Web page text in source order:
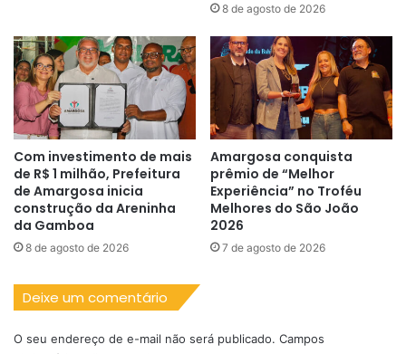
8 de agosto de 2026
Com investimento de mais
de R$ 1 milhão, Prefeitura
de Amargosa inicia
construção da Areninha
da Gamboa
8 de agosto de 2026
Amargosa conquista
prêmio de “Melhor
Experiência” no Troféu
Melhores do São João
2026
7 de agosto de 2026
Deixe um comentário
O seu endereço de e-mail não será publicado. Campos